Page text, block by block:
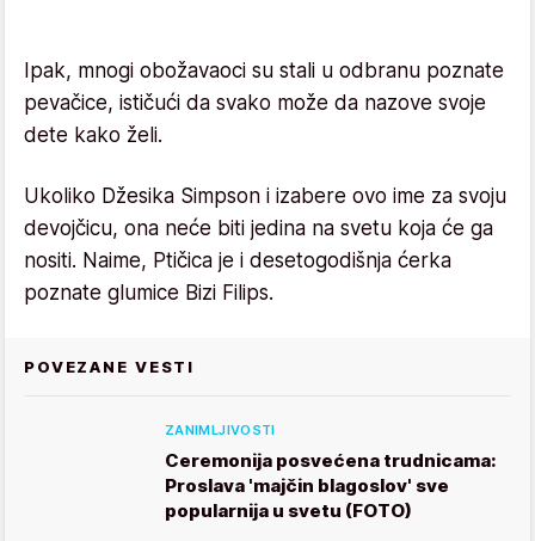
Ipak, mnogi obožavaoci su stali u odbranu poznate
pevačice, ističući da svako može da nazove svoje
dete kako želi.
Ukoliko Džesika Simpson i izabere ovo ime za svoju
devojčicu, ona neće biti jedina na svetu koja će ga
nositi. Naime, Ptičica je i desetogodišnja ćerka
poznate glumice Bizi Filips.
POVEZANE VESTI
ZANIMLJIVOSTI
Ceremonija posvećena trudnicama:
Proslava 'majčin blagoslov' sve
popularnija u svetu (FOTO)